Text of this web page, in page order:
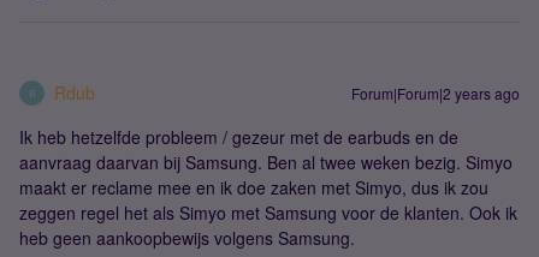
R Rdub Forum|Forum|2 years ago
Ik heb hetzelfde probleem / gezeur met de earbuds en de
aanvraag daarvan bij Samsung. Ben al twee weken bezig. Simyo
maakt er reclame mee en ik doe zaken met Simyo, dus ik zou
zeggen regel het als Simyo met Samsung voor de klanten. Ook ik
heb geen aankoopbewijs volgens Samsung.